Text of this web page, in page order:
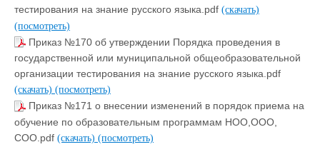
тестирования на знание русского языка.pdf (скачать)
(посмотреть)
Приказ №170 об утверждении Порядка проведения в
государственной или муниципальной общеобразовательной
организации тестирования на знание русского языка.pdf
(скачать) (посмотреть)
Приказ №171 о внесении изменений в порядок приема на
обучение по образовательным программам НОО,ООО,
СОО.pdf (скачать) (посмотреть)